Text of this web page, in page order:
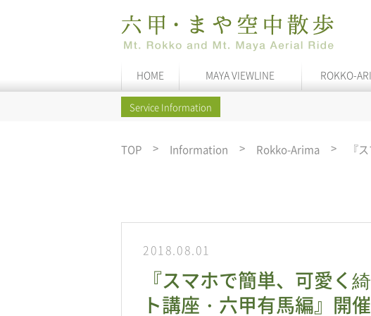
HOME MAYA VIEWLINE ROKKO-
Service Information
TOP Information Rokko-Arima 『
2018.08.01
『スマホで簡単、可愛く
ト講座・六甲有馬編』開催